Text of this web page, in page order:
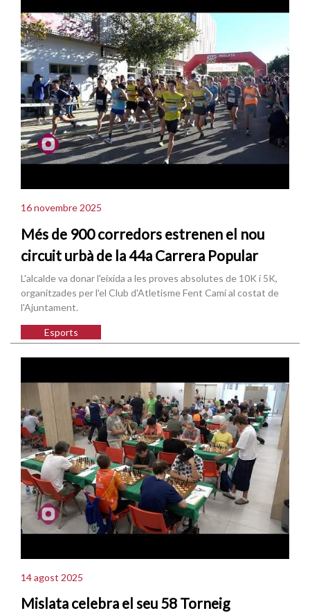
16 novembre 2025
Més de 900 corredors estrenen el nou
circuit urbà de la 44a Carrera Popular
L'alcalde va donar l'eixida a les proves absolutes de 10K i 5K,
organitzades per l'el Club d'Atletisme Fent Camí al costat de
l'Ajuntament.
Esports
14 agost 2025
Mislata celebra el seu 58 Torneig